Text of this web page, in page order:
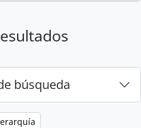
búsqueda